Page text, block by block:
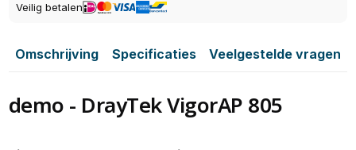
Veilig betalen
Omschrijving Specificaties Veelgestelde vragen
demo - DrayTek VigorAP 805